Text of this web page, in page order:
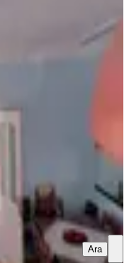
Mahallesi
GAYRİMENKULHafiz
Ara